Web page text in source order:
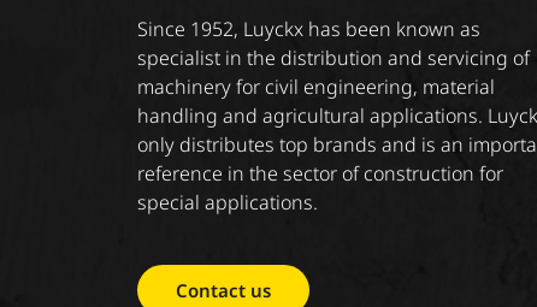
Since 1952, Luyckx has been known as
specialist in the distribution and servicing of
machinery for civil engineering, material
handling and agricultural applications.
only distributes top brands and is an
reference in the sector of construction for
special applications.
Contact us